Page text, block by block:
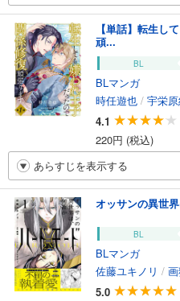
【単話】転生し
頑...
BL
BLマンガ
時任遊也 / 宇栄
4.1
220円 (税込)
あらすじを表示する
オッサンの異世
BL
BLマンガ
佐藤ユキノリ /
5.0